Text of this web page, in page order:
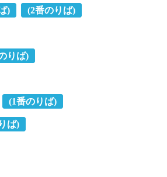
) (2番のりば)
りば)
(1番のりば)
ば)